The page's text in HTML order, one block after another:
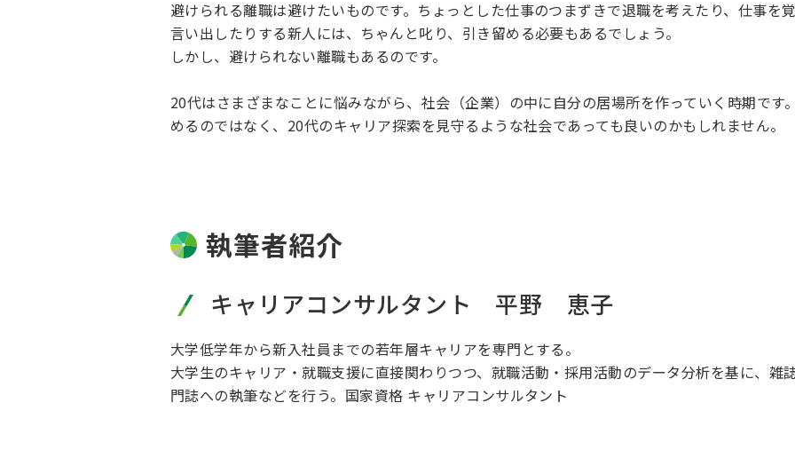
避けられる離職は避けたいものです。ちょっとした仕事のつまずきで退職を考えたり、仕事を
言い出したりする新人には、ちゃんと叱り、引き留める必要もあるでしょう。
しかし、避けられない離職もあるのです。
20代はさまざまなことに悩みながら、社会（企業）の中に自分の居場所を作っていく時期です
めるのではなく、20代のキャリア探索を見守るような社会であっても良いのかもしれません。
執筆者紹介
キャリアコンサルタント 平野 恵子
大学低学年から新入社員までの若年層キャリアを専門とする。
大学生のキャリア・就職支援に直接関わりつつ、就職活動・採用活動のデータ分析を基に、雑
門誌への執筆などを行う。国家資格 キャリアコンサルタント